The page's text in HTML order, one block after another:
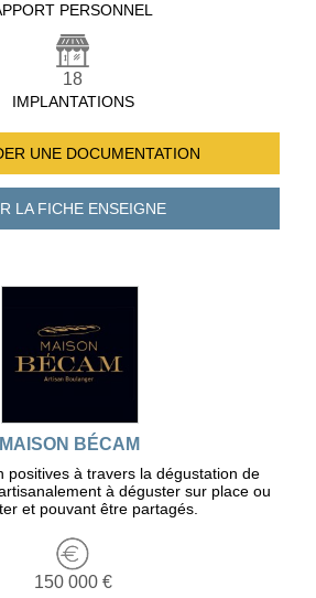
PERSONNEL
18
IMPLANTATIONS
UNE DOCUMENTATION
LA FICHEENSEIGNE
MAISON BÉCAM
positives à travers la dégustation de
à déguster sur place ou
et pouvant être partagés.
150 000 €